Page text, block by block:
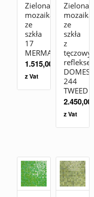
Zielona
mozaika
ze
szkła
17
MERMAID
1.515,00
z Vat
Zielona
mozaika
ze
szkła
z
tęczowym
refleksem
DOMES
244
TWEED
2.450,00
z Vat